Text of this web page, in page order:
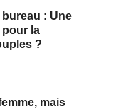
: Une
pour la
?
mais